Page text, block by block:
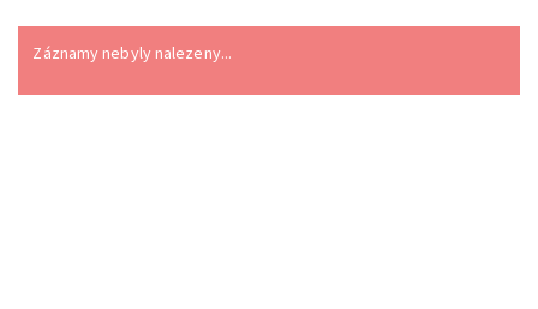
Záznamy nebyly nalezeny...